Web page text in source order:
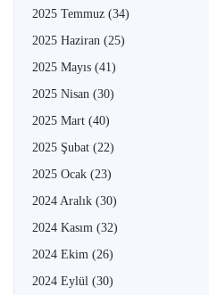
2025 Temmuz (34)
2025 Haziran (25)
2025 Mayıs (41)
2025 Nisan (30)
2025 Mart (40)
2025 Şubat (22)
2025 Ocak (23)
2024 Aralık (30)
2024 Kasım (32)
2024 Ekim (26)
2024 Eylül (30)